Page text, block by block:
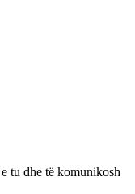
tu dhe të komunikosh